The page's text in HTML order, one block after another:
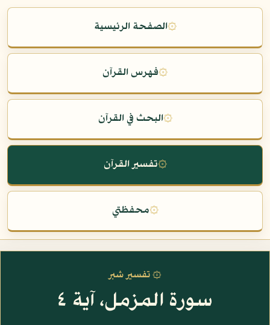
۞الصفحة الرئيسية
۞فهرس القرآن
۞البحث في القرآن
۞تفسير القرآن
۞محفظتي
۞ تفسير شبر
سورة المزمل، آية ٤